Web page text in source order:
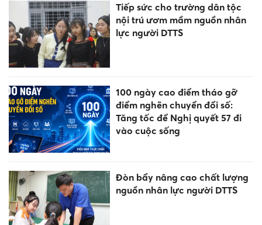
Tiếp sức cho trường dân tộc
nội trú ươm mầm nguồn nhân
lực người DTTS
100 ngày cao điểm tháo gỡ
điểm nghẽn chuyển đổi số:
Tăng tốc để Nghị quyết 57 đi
vào cuộc sống
Đòn bẩy nâng cao chất lượng
nguồn nhân lực người DTTS